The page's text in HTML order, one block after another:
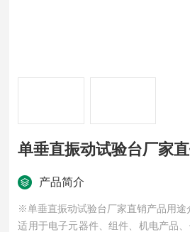
单垂直振动试验台厂家
产品简介
※单垂直振动试验台厂家直销产品用途
适用于电子元器件、组件、机电产品、